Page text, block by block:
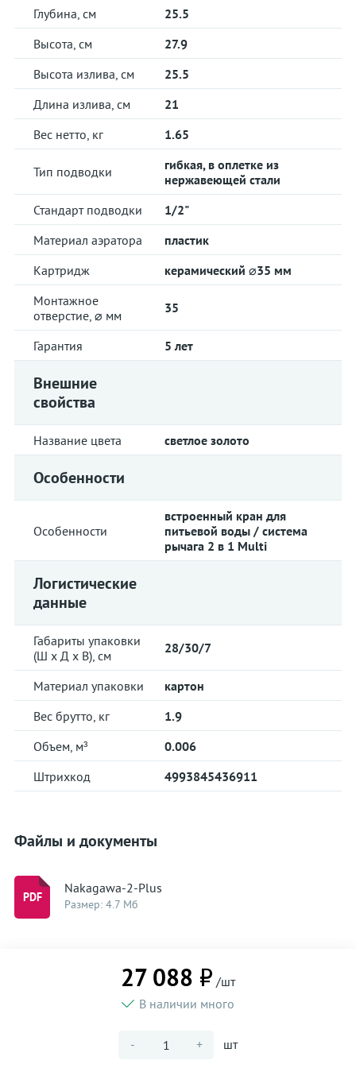
Глубина, см
25.5
Высота, см
27.9
Высота излива, см
25.5
Длина излива, см
21
Вес нетто, кг
1.65
Тип подводки
гибкая, в оплетке из
нержавеющей стали
Стандарт подводки
1/2"
Материал аэратора
пластик
Картридж
керамический ⌀35 мм
Монтажное
отверстие, ⌀ мм
35
Гарантия 5 лет
Внешние
свойства
Название цвета светлое золото
Особенности
Особенности
встроенный кран для
питьевой воды / система
рычага 2 в 1 Multi
Логистические
данные
Габариты упаковки
(Ш х Д х В), см
28/30/7
Материал упаковки
картон
Вес брутто, кг
1.9
Объем, м³
0.006
Штрихкод
4993845436911
Файлы и документы
Nakagawa-2-Plus
Размер: 4.7 Мб
27 088 ₽ /шт
В наличии много
- + шт